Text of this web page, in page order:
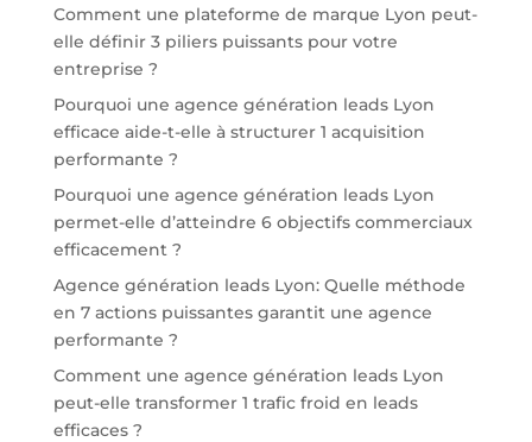
Comment une plateforme de marque Lyon peut-
elle définir 3 piliers puissants pour votre
entreprise ?
Pourquoi une agence génération leads Lyon
efficace aide-t-elle à structurer 1 acquisition
performante ?
Pourquoi une agence génération leads Lyon
permet-elle d’atteindre 6 objectifs commerciaux
efficacement ?
Agence génération leads Lyon: Quelle méthode
en 7 actions puissantes garantit une agence
performante ?
Comment une agence génération leads Lyon
peut-elle transformer 1 trafic froid en leads
efficaces ?